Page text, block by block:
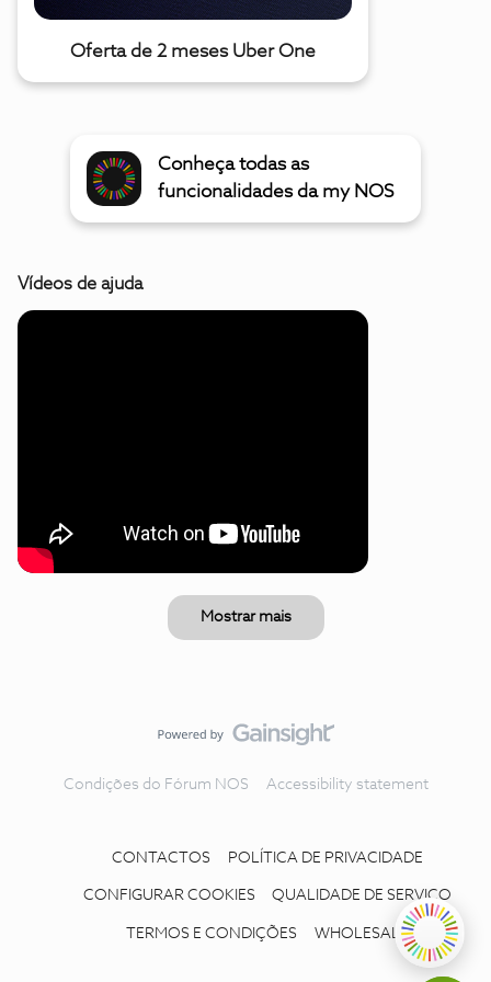
Oferta de 2 meses Uber One
Conheça todas as
funcionalidades da my NOS
Vídeos de ajuda
Mostrar mais
Condições do Fórum NOS Accessibility statement
CONTACTOS POLÍTICA DE PRIVACIDADE
CONFIGURAR COOKIES QUALIDADE DE SERVIÇO
TERMOS E CONDIÇÕES WHOLESALE